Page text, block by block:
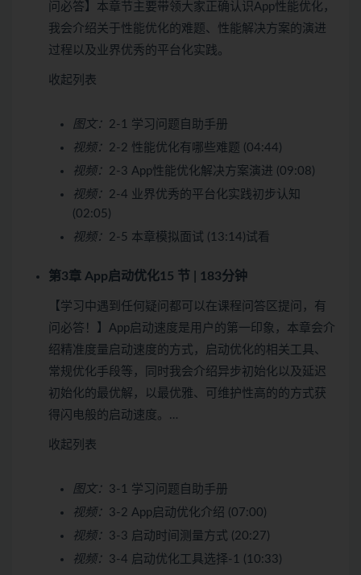
问必答】本章节主要带领大家正确认识App性能优化，
我会介绍关于性能优化的难题、性能解决方案的演进
过程以及业界优秀的平台化实践。
收起列表
图文： 2-1 学习问题自助手册
视频： 2-2 性能优化有哪些难题 (04:44)
视频： 2-3 App性能优化解决方案演进 (09:08)
视频： 2-4 业界优秀的平台化实践初步认知
(02:05)
视频： 2-5 本章模拟面试 (13:14)试看
第3章 App启动优化15 节 | 183分钟
【学习中遇到任何疑问都可以在课程问答区提问，有
问必答！】App启动速度是用户的第一印象，本章会介
绍精准度量启动速度的方式，启动优化的相关工具、
常规优化手段等，同时我会介绍异步初始化以及延迟
初始化的最优解，以最优雅、可维护性高的的方式获
得闪电般的启动速度。…
收起列表
图文： 3-1 学习问题自助手册
视频： 3-2 App启动优化介绍 (07:00)
视频： 3-3 启动时间测量方式 (20:27)
视频： 3-4 启动优化工具选择-1 (10:33)